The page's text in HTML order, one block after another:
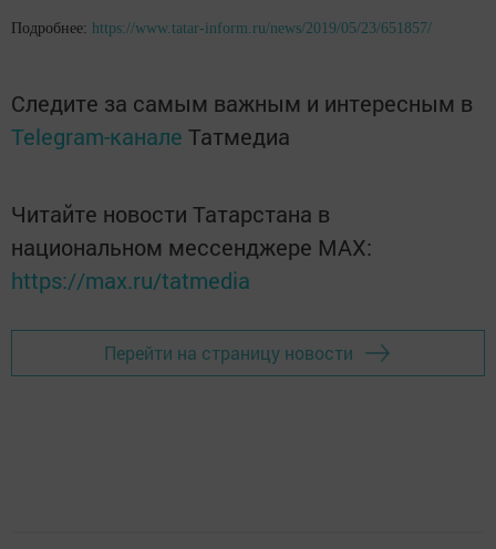
Подробнее: https://www.tatar-inform.ru/news/2019/05/23/651857/
Следите за самым важным и интересным в
Telegram-канале Татмедиа
Читайте новости Татарстана в
национальном мессенджере MАХ:
https://max.ru/tatmedia
Перейти на страницу новости